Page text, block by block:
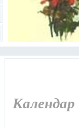
Календар